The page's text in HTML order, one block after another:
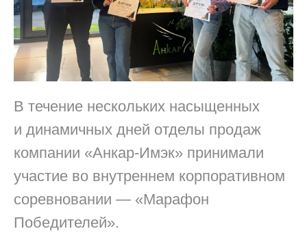
В течение нескольких насыщенных
и динамичных дней отделы продаж
компании «Анкар-Имэк» принимали
участие во внутреннем корпоративном
соревновании — «Марафон
Победителей».